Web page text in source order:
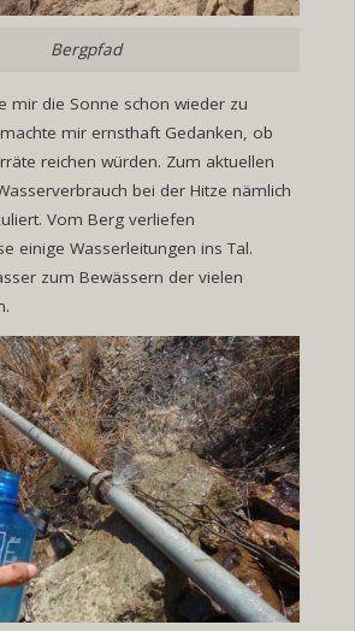
Bergpfad
mir die Sonne schon wieder zu
mir ernsthaft Gedanken, ob
reichen würden. Zum aktuellen
bei der Hitze nämlich
Vom Berg verliefen
einige Wasserleitungen ins Tal.
zum Bewässern der vielen